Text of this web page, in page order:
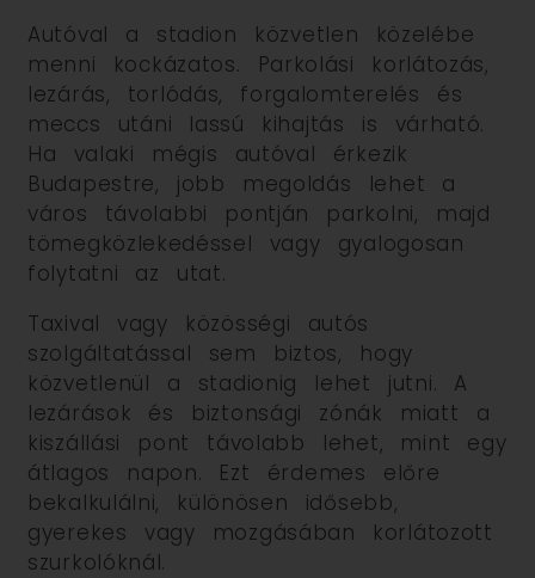
Autóval a stadion közvetlen közelébe
menni kockázatos. Parkolási korlátozás,
lezárás, torlódás, forgalomterelés és
meccs utáni lassú kihajtás is várható.
Ha valaki mégis autóval érkezik
Budapestre, jobb megoldás lehet a
város távolabbi pontján parkolni, majd
tömegközlekedéssel vagy gyalogosan
folytatni az utat.
Taxival vagy közösségi autós
szolgáltatással sem biztos, hogy
közvetlenül a stadionig lehet jutni. A
lezárások és biztonsági zónák miatt a
kiszállási pont távolabb lehet, mint egy
átlagos napon. Ezt érdemes előre
bekalkulálni, különösen idősebb,
gyerekes vagy mozgásában korlátozott
szurkolóknál.